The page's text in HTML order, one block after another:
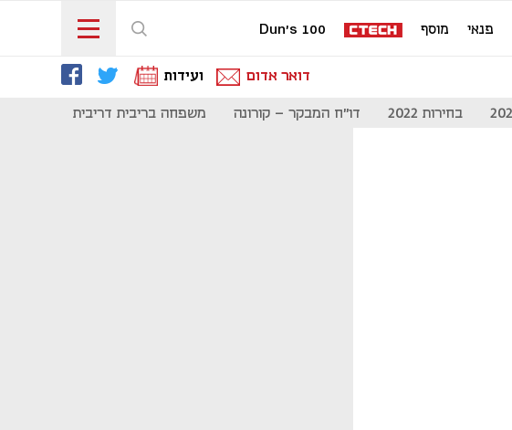
פנאי מוסף Dun's 100
דואר אדום ועידות
בחירות 2022 דו"ח המבקר - קורונה משפחה בריבית דריבית